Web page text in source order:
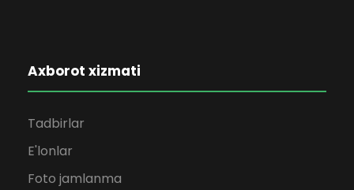
Axborot xizmati
Tadbirlar
E'lonlar
Foto jamlanma